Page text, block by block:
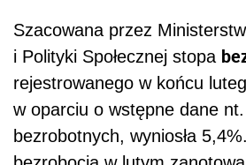
Szacowana przez
i Polityki Społecznej stopa
rejestrowanego w końcu
w oparciu o wstępne dane
bezrobotnych, wyniosła